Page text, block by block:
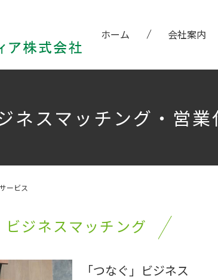
ホーム 会社案内
ネスマッチング・営
ービス
ビジネスマッチング
「つなぐ」ビジネス